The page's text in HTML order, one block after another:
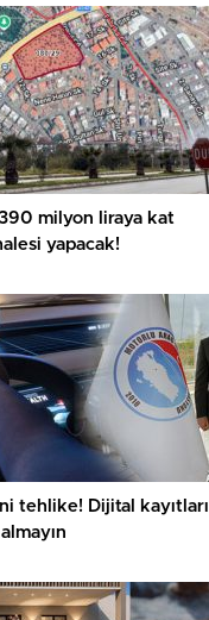
390 milyon liraya kat
yapacak!
tehlike! Dijital kayıtları